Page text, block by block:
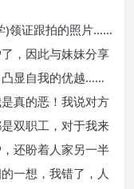
)领证跟拍的照片……
，因此与妹妹分享
凸显自我的优越……
真的恶！我说对方
双职工，对于我来
还盼着人家另一半
一想，我错了，人